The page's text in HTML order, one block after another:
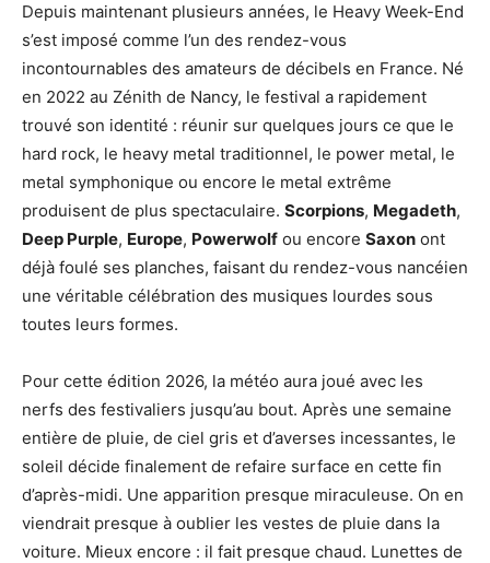
Depuis maintenant plusieurs années, le Heavy Week-End
s’est imposé comme l’un des rendez-vous
incontournables des amateurs de décibels en France. Né
en 2022 au Zénith de Nancy, le festival a rapidement
trouvé son identité : réunir sur quelques jours ce que le
hard rock, le heavy metal traditionnel, le power metal, le
metal symphonique ou encore le metal extrême
produisent de plus spectaculaire. Scorpions, Megadeth,
Deep Purple, Europe, Powerwolf ou encore Saxon ont
déjà foulé ses planches, faisant du rendez-vous nancéien
une véritable célébration des musiques lourdes sous
toutes leurs formes.
Pour cette édition 2026, la météo aura joué avec les
nerfs des festivaliers jusqu’au bout. Après une semaine
entière de pluie, de ciel gris et d’averses incessantes, le
soleil décide finalement de refaire surface en cette fin
d’après-midi. Une apparition presque miraculeuse. On en
viendrait presque à oublier les vestes de pluie dans la
voiture. Mieux encore : il fait presque chaud. Lunettes de